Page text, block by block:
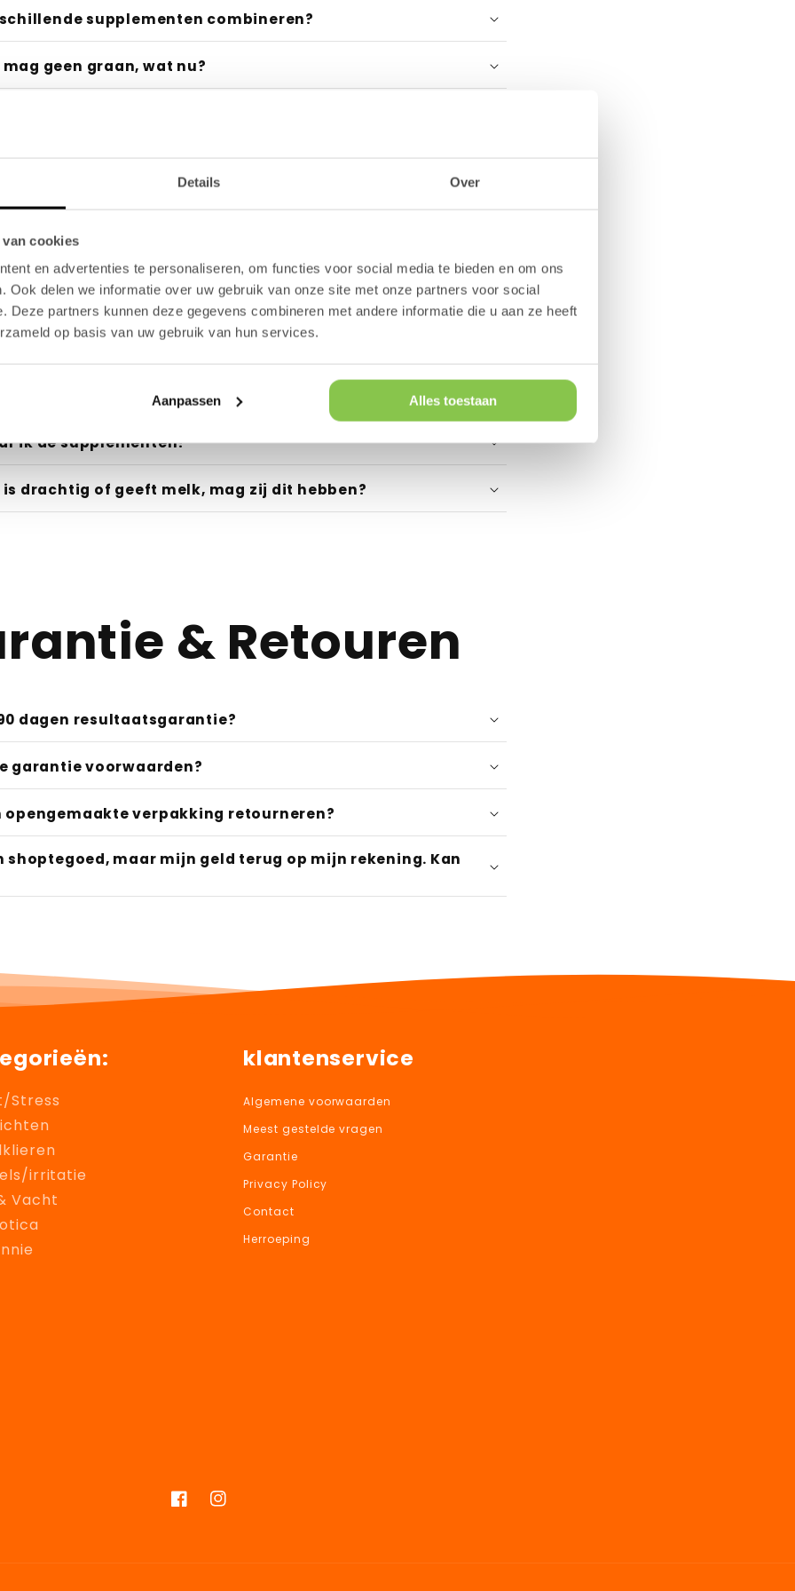
Details Over
cookies
en advertenties te personaliseren, om functies voor social media te bieden en om ons
Ook delen we informatie over uw gebruik van onze site met onze partners voor social
Deze partners kunnen deze gegevens combineren met andere informatie die u aan ze heeft
op basis van uw gebruik van hun services.
Aanpassen Alles toestaan
betaling:
truc":
& drachtige honden:
niet meer retour
geen specifiek medisch advies
supplementen combineren?
geen graan, wat nu?
geschikt voor mensen en/of katten?
ik resultaat verwachten?
verschil tussen de snoepjes en het poeder?
krijgt diarree van de supplementen, wat nu?
hond medicijnen gebruikt?
ik de supplementen?
is drachtig of geeft melk, mag zij dit hebben?
& Retouren
dagen resultaatsgarantie?
garantie voorwaarden?
opengemaakte verpakking retourneren?
shoptegoed, maar mijn geld terug op mijn rekening. Kan
Stress
irritatie
Vacht
klantenservice
Algemene voorwaarden
Meest gestelde vragen
Garantie
Privacy Policy
Contact
Herroeping
FacebookInstagram